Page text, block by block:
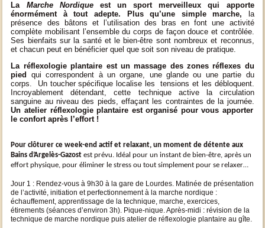
La Marche Nordique est un sport merveilleux qui apporte
énormément à tout adepte. Plus qu’une simple marche,
la
présence des bâtons et l’utilisation des bras en font une activité
complète mobilisant l’ensemble du corps de façon douce et contrôlée.
Ses bienfaits sur la santé et le bien-être sont nombreux et reconnus,
et chacun peut en bénéficier quel que soit son niveau de pratique.
La réflexologie plantaire est un massage des zones réflexes du
pied
qui correspondent à un organe, une glande ou une partie du
corps. Un toucher spécifique localise les tensions et les débloquent.
Incroyablement détendant, cette technique active la circulation
sanguine au niveau des pieds, effaçant les contraintes de la journée.
Un atelier réflexologie plantaire est organisé pour vous apporter
le confort après l’effort !
Pour clôturer ce week-end actif et relaxant, un moment de détente aux
Bains d’Argelès-Gazostest prévu. Idéal pour un instant de bien-être, après un
effort physique, pour éliminer le stress ou tout simplement pour se relaxer…
Jour 1 : Rendez-vous à 9h30 à la gare de Lourdes. Matinée de présentation
de l’activité, initiation et perfectionnement à la marche nordique :
échauffement, apprentissage de la technique, marche, exercices,
étirements (séances d’environ 3h). Pique-nique. Après-midi : révision de la
technique de marche nordique puis atelier de réflexologie plantaire au gîte.